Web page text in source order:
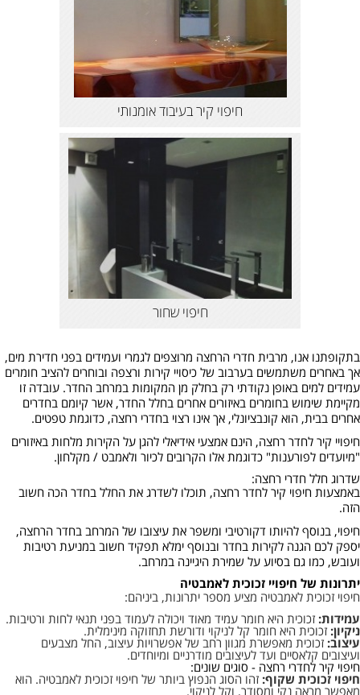
חיפוי קיר בעיבוד אומנותי
חיפוי שחור
בתקופתנו אנו, מרבית חדרי הרחצה מרוצפים לגמרי ועמידים בפני חדירת מים,
אך באחרים משתמשים בערבוב של כיסויי קירות ורצפה ובוחרים להציב חומרים
עמידים למים באופן נקודתי רק בחלק מן המקומות במרחב החדר. עובדה זו
מקיימת שימוש בחומרים באיזורים אחרים בחלל החדר, אשר קיומם בחדרים
אחרים בבית, הוא קונבציונלי, אך אינו רצוי בחדרי רחצה, כדוגמת טפטים.
חיפויי קיר לחדר רחצה, הינם אמצעי אידיאלי להגן על הקירות מלחות באיזורים
"מיועדים לפורענות" כדוגמת אלו הקרובים לכיור ולאמבט / מקלחון.
שדרוג חלל חדרי רחצה:
באמצעות חיפוי קיר לחדר רחצה, תוכלו לשדרג את החלל בחדר הכה חשוב
הזה.
חיפוי, בנוסף להיותו דקורטיבי ומשפר את עיצובו של המרחב בחדר הרחצה,
יספק לכם הגנה לקירות בחדר ובנוסף ימלא תפקיד חשוב במניעת רטיבות
ועובש, כמו גם בסיוע על שמירת היגיינה במרחב.
יתרונות של חיפויי זכוכית לאמבטיה
חיפוי זכוכית לאמבטיה מציע מספר יתרונות, ביניהם:
עמידות: זכוכית היא חומר עמיד מאוד ויכולה לעמוד בפני תנאי לחות ורטיבות.
ניקיון: זכוכית היא חומר קל לניקוי ודורשת תחזוקה מינימלית.
עיצוב: זכוכית מאפשרת מגוון רחב של אפשרויות עיצוב, החל מצבעים
ועיצובים קלאסיים ועד לעיצובים מודרניים ומיוחדים.
חיפוי קיר לחדרי רחצה - סוגים שונים:
חיפוי זכוכית שקוף: זהו הסוג הנפוץ ביותר של חיפוי זכוכית לאמבטיה. הוא
מאפשר מראה נקי ומסודר, וקל לניקוי.